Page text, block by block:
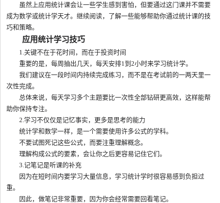
虽然上应用统计课会让一些学生感到害怕，但要通过这门课并不需要
成为数学或统计学天才。继续阅读，了解一些能够帮助你通过统计课的技
巧和策略。
应用统计学习技巧
1.关键不在于花时间，而在于投资时间
重要的是，每周抽出几天，每天安排1到2小时来学习统计学。
我们建议在一段时间内持续完成练习，而不是在考试前的一两天里一
次性完成。
总体来说，每天学习多个主题要比一次性全部钻研更高效，这样能帮
助你保持专注。
2.学习不仅仅是记忆事实，更多是思考的能力
统计学和数学一样，是一个需要使用许多公式的学科。
不要试图死记这些公式，而要注重理解概念。
理解构成公式的要素，会让你之后更容易记住它们。
3.记笔记是听课的补充
因为在短时间内要学习大量信息，学习统计学时很容易感到负担过
重。
因此，做笔记非常重要，因为你会经常需要回看笔记。